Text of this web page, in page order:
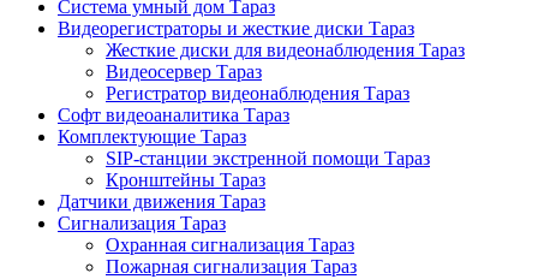
Система умный дом Тараз
Видеорегистраторы и жесткие диски Тараз
Жесткие диски для видеонаблюдения Тараз
Видеосервер Тараз
Регистратор видеонаблюдения Тараз
Софт видеоаналитика Тараз
Комплектующие Тараз
SIP-станции экстренной помощи Тараз
Кронштейны Тараз
Датчики движения Тараз
Сигнализация Тараз
Охранная сигнализация Тараз
Пожарная сигнализация Тараз